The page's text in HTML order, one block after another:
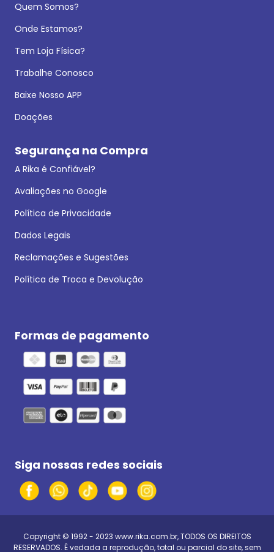
Quem Somos?
Onde Estamos?
Tem Loja Física?
Trabalhe Conosco
Baixe Nosso APP
Doações
Segurança na Compra
A Rika é Confiável?
Avaliações no Google
Política de Privacidade
Dados Legais
Reclamações e Sugestões
Política de Troca e Devolução
Formas de pagamento
Siga nossas redes sociais
Copyright © 1992 - 2023 www.rika.com.br, TODOS OS DIREITOS
RESERVADOS. É vedada a reprodução, total ou parcial do site, sem